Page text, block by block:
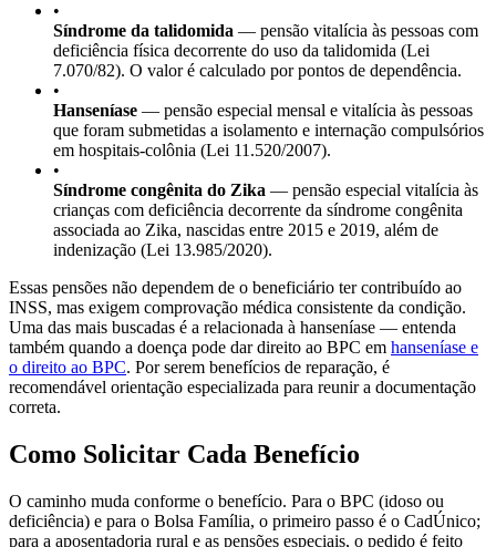
•
Síndrome da talidomida — pensão vitalícia às pessoas com
deficiência física decorrente do uso da talidomida (Lei
7.070/82). O valor é calculado por pontos de dependência.
•
Hanseníase — pensão especial mensal e vitalícia às pessoas
que foram submetidas a isolamento e internação compulsórios
em hospitais-colônia (Lei 11.520/2007).
•
Síndrome congênita do Zika — pensão especial vitalícia às
crianças com deficiência decorrente da síndrome congênita
associada ao Zika, nascidas entre 2015 e 2019, além de
indenização (Lei 13.985/2020).
Essas pensões não dependem de o beneficiário ter contribuído ao
INSS, mas exigem comprovação médica consistente da condição.
Uma das mais buscadas é a relacionada à hanseníase — entenda
também quando a doença pode dar direito ao BPC em hanseníase e
o direito ao BPC. Por serem benefícios de reparação, é
recomendável orientação especializada para reunir a documentação
correta.
Como Solicitar Cada Benefício
O caminho muda conforme o benefício. Para o BPC (idoso ou
deficiência) e para o Bolsa Família, o primeiro passo é o CadÚnico;
para a aposentadoria rural e as pensões especiais, o pedido é feito